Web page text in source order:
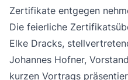
Zertifikate entgegen
Die feierliche
Elke Dracks,
Johannes Hofner,
kurzen Vortrags